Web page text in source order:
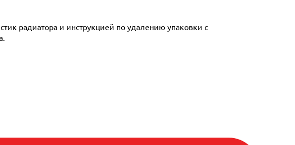
радиатора и инструкцией по удалению упаковки с